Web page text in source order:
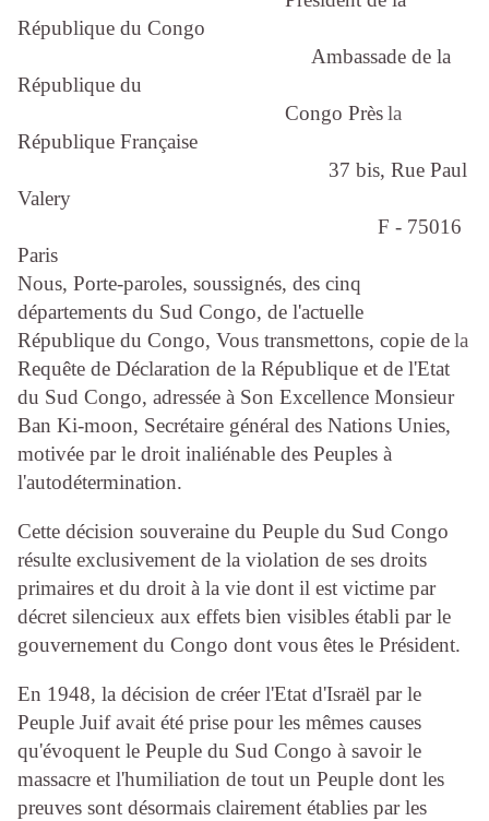
République du Congo
Ambassade de la
République du
Congo Prèsla
République Française
37 bis, Rue Paul
Valery
F - 75016
Paris
Nous, Porte-paroles, soussignés, des cinq
départements du Sud Congo, de l'actuelle
République du Congo, Vous transmettons, copie dela
Requête de Déclaration de la République et de l'Etat
du Sud Congo, adressée à Son Excellence Monsieur
Ban Ki-moon, Secrétaire général des Nations Unies,
motivée par le droit inaliénable des Peuples à
l'autodétermination.
Cette décision souveraine du Peuple du Sud Congo
résulte exclusivement de la violation de ses droits
primaires et du droit à la vie dont il est victime par
décret silencieux aux effets bien visibles établi par le
gouvernement du Congo dont vous êtes le Président.
En 1948, la décision de créer l'Etat d'Israël par le
Peuple Juif avait été prise pour les mêmes causes
qu'évoquent le Peuple du Sud Congo à savoir le
massacre et l'humiliation de tout un Peuple dont les
preuves sont désormais clairement établies par les